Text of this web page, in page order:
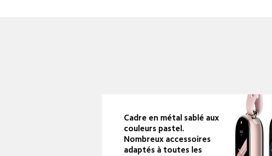
Cadre en métal sablé aux
couleurs pastel.
Nombreux accessoires
adaptés à toutes les